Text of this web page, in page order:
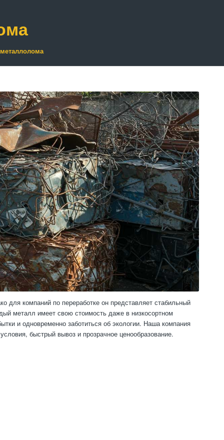
для компаний по переработке он представляет стабильный
металл имеет свою стоимость даже в низкосортном
и одновременно заботиться об экологии. Наша компания
быстрый вывоз и прозрачное ценообразование.